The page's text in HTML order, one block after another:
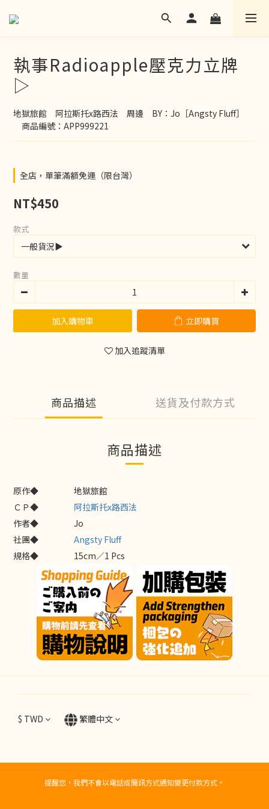
執事Radioapple壓克力立牌
▷
地獄旅館　阿拉斯托x路西法　周邊　BY：Jo［Angsty Fluff］
商品編號：APP999221
全店，單筆滿額免運（限台灣）
NT$450
款式
數量
加入購物車 立即購買
加入追蹤清單
商品描述 送貨及付款方式
商品描述
原作◆
地獄旅館
ＣＰ◆
阿拉斯托x路西法
作者◆
Jo
社團◆
Angsty Fluff
規格◆
15cm／1 Pcs
$ TWD 繁體中文
提醒您，我們不會以電話或簡訊方式通知變更付款方式。